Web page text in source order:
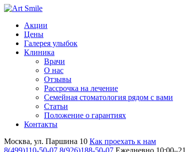
Акции
Цены
Галерея улыбок
Клиника
Врачи
О нас
Отзывы
Рассрочка на лечение
Семейная стоматология рядом с вами
Статьи
Положение о гарантиях
Контакты
Москва, ул. Паршина 10 Как проехать к нам
8(499)110-50-07 8(926)188-50-07 Ежедневно